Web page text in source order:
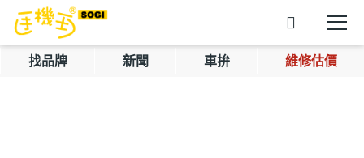
找品牌 新聞 車拚 維修估價